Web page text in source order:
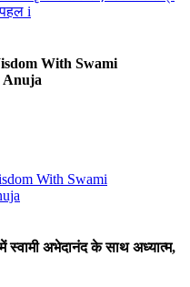
With Swami
Anuja
स्वामी अभेदानंद के साथ अध्यात्म,